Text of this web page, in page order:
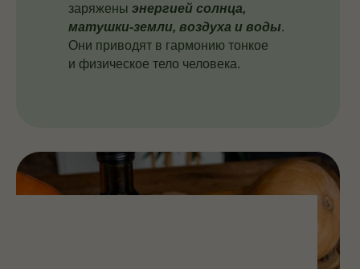
заряжены энергией солнца,
матушки-земли, воздуха и воды.
Они приводят в гармонию тонкое
и физическое тело человека.